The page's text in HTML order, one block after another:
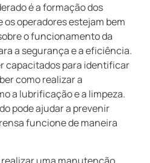
é a formação dos
operadores estejam bem
o funcionamento da
a segurança e a eficiência.
capacitados para identificar
como realizar a
a lubrificação e a limpeza.
pode ajudar a prevenir
funcione de maneira